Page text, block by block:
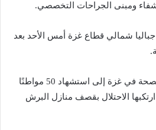
ومبنى الجراحات التخصصي.
شمالي قطاع غزة أمس الأحد بعد
ولفت المدير العام لوزارة الصحة في غزة إلى استشهاد 50 مواطنًا
الاحتلال بقصف منازل البرش